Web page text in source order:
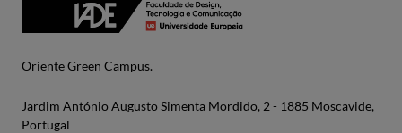
Oriente Green Campus.
Jardim António Augusto Simenta Mordido, 2 - 1885 Moscavide,
Portugal